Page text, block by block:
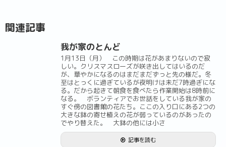
関連記事
我が家のとんど
1月13日（月） この時期は花があまりないので寂
しい。クリスマスローズが咲き出してはいるのだ
が、華やかになるのはまだまだずっと先の様だ。冬
至はとっくに過ぎているが夜明けは未だ7時過ぎにな
る。だから起きて朝食を食べたら作業開始は8時前に
なる。 ボランティアでお世話をしている我が家の
すぐ傍の図書館の花たち。ここの入り口にある2つの
大きな鉢の寄せ植えの花が弱っているのがあったの
でやり替えた。 大鉢の他には小さ
記事を読む